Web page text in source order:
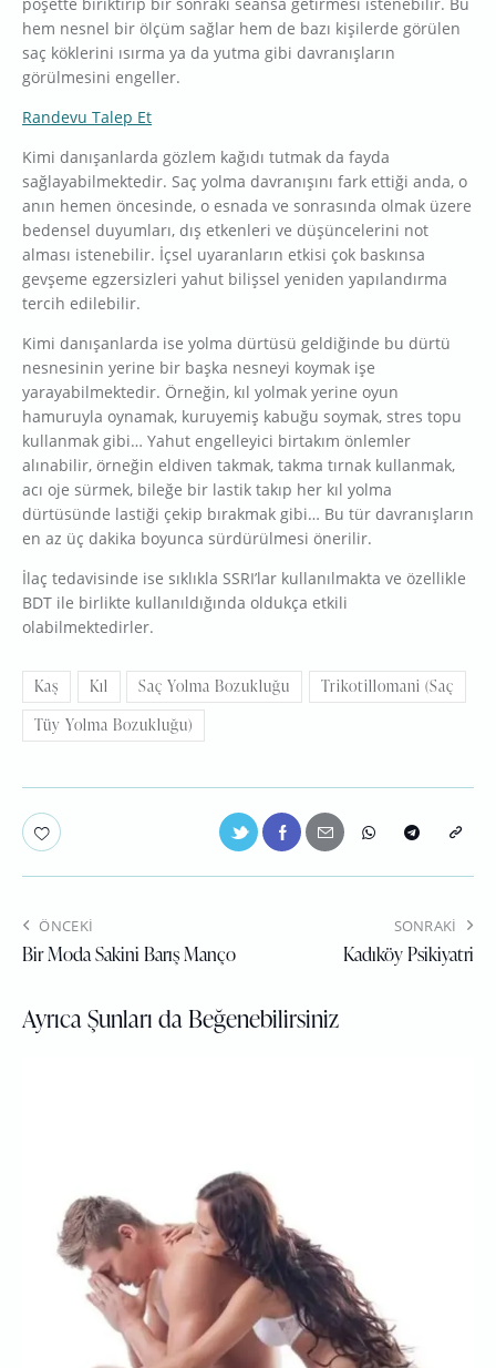
hem nesnel bir ölçüm sağlar hem de bazı kişilerde görülen
saç köklerini ısırma ya da yutma gibi davranışların
görülmesini engeller.
Randevu Talep Et
Kimi danışanlarda gözlem kağıdı tutmak da fayda
sağlayabilmektedir. Saç yolma davranışını fark ettiği anda, o
anın hemen öncesinde, o esnada ve sonrasında olmak üzere
bedensel duyumları, dış etkenleri ve düşüncelerini not
alması istenebilir. İçsel uyaranların etkisi çok baskınsa
gevşeme egzersizleri yahut bilişsel yeniden yapılandırma
tercih edilebilir.
Kimi danışanlarda ise yolma dürtüsü geldiğinde bu dürtü
nesnesinin yerine bir başka nesneyi koymak işe
yarayabilmektedir. Örneğin, kıl yolmak yerine oyun
hamuruyla oynamak, kuruyemiş kabuğu soymak, stres topu
kullanmak gibi… Yahut engelleyici birtakım önlemler
alınabilir, örneğin eldiven takmak, takma tırnak kullanmak,
acı oje sürmek, bileğe bir lastik takıp her kıl yolma
dürtüsünde lastiği çekip bırakmak gibi… Bu tür davranışların
en az üç dakika boyunca sürdürülmesi önerilir.
İlaç tedavisinde ise sıklıkla SSRI’lar kullanılmakta ve özellikle
BDT ile birlikte kullanıldığında oldukça etkili
olabilmektedirler.
Kaş Kıl Saç Yolma Bozukluğu
Trikotillomani (Saç
Tüy Yolma Bozukluğu)
ÖNCEKI
Bir Moda Sakini Barış Manço
SONRAKI
Kadıköy Psikiyatri
Ayrıca Şunları da Beğenebilirsiniz